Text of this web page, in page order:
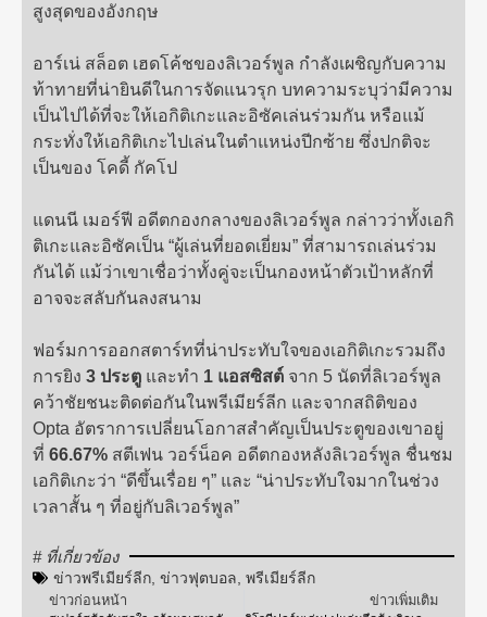
สูงสุดของอังกฤษ
อาร์เน่ สล็อต เฮดโค้ชของลิเวอร์พูล กำลังเผชิญกับความ
ท้าทายที่น่ายินดีในการจัดแนวรุก บทความระบุว่ามีความ
เป็นไปได้ที่จะให้เอกิติเกะและอิซัคเล่นร่วมกัน หรือแม้
กระทั่งให้เอกิติเกะไปเล่นในตำแหน่งปีกซ้าย ซึ่งปกติจะ
เป็นของ โคดี้ กัคโป
แดนนี เมอร์ฟี อดีตกองกลางของลิเวอร์พูล กล่าวว่าทั้งเอกิ
ติเกะและอิซัคเป็น “ผู้เล่นที่ยอดเยี่ยม” ที่สามารถเล่นร่วม
กันได้ แม้ว่าเขาเชื่อว่าทั้งคู่จะเป็นกองหน้าตัวเป้าหลักที่
อาจจะสลับกันลงสนาม
ฟอร์มการออกสตาร์ทที่น่าประทับใจของเอกิติเกะรวมถึง
การยิง 3 ประตู และทำ 1 แอสซิสต์ จาก 5 นัดที่ลิเวอร์พูล
คว้าชัยชนะติดต่อกันในพรีเมียร์ลีก และจากสถิติของ
Opta อัตราการเปลี่ยนโอกาสสำคัญเป็นประตูของเขาอยู่
ที่ 66.67% สตีเฟน วอร์น็อค อดีตกองหลังลิเวอร์พูล ชื่นชม
เอกิติเกะว่า “ดีขึ้นเรื่อย ๆ” และ “น่าประทับใจมากในช่วง
เวลาสั้น ๆ ที่อยู่กับลิเวอร์พูล”
# ที่เกี่ยวข้อง
ข่าวพรีเมียร์ลีก ข่าวฟุตบอล พรีเมียร์ลีก
ข่าวก่อนหน้า ข่าวเพิ่มเติม